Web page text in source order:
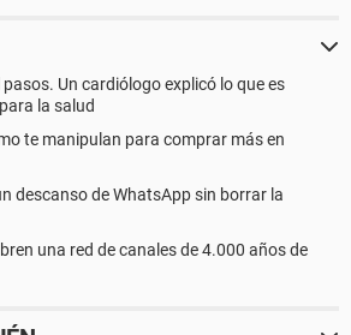
Un cardiólogo explicó lo que es
la salud
te manipulan para comprar más en
descanso de WhatsApp sin borrar la
una red de canales de 4.000 años de